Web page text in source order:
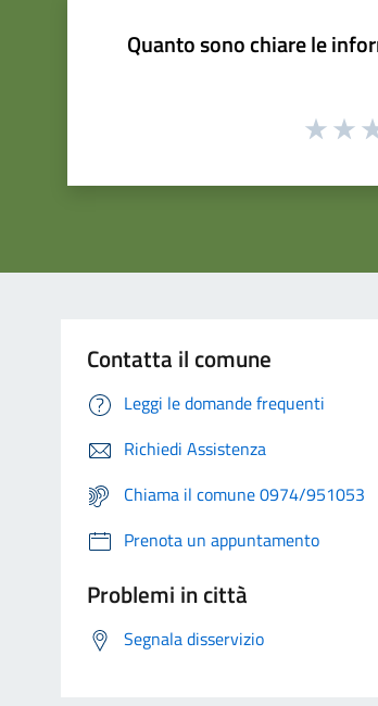
Quanto sono chiare le
Contatta il comune
Leggi le domande frequenti
Richiedi Assistenza
Chiama il comune 0974/951053
Prenota un appuntamento
Problemi in città
Segnala disservizio